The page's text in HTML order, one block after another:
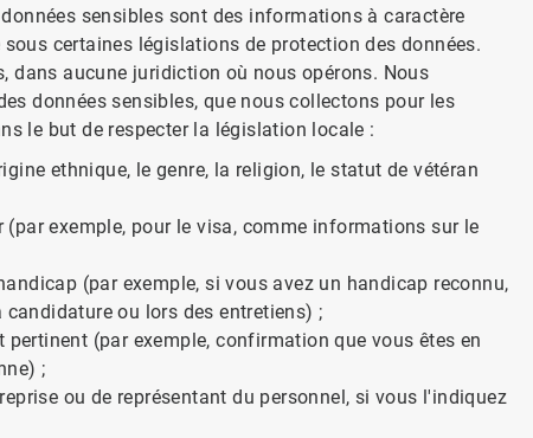
sensibles sont des informations à caractère
certaines législations de protection des données.
dans aucune juridiction où nous opérons. Nous
données sensibles, que nous collectons pour les
le but de respecter la législation locale :
ethnique, le genre, la religion, le statut de vétéran
exemple, pour le visa, comme informations sur le
(par exemple, si vous avez un handicap reconnu,
ou lors des entretiens) ;
(par exemple, confirmation que vous êtes en
;
ou de représentant du personnel, si vous l'indiquez